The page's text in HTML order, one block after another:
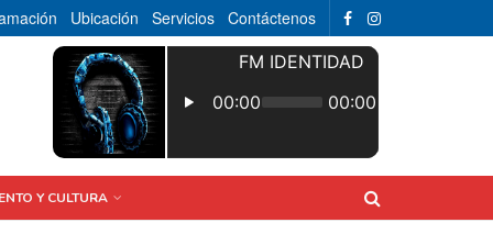
Ubicación Servicios Contáctenos
Y CULTURA